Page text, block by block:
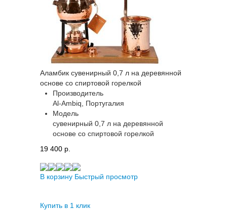
Аламбик сувенирный 0,7 л на деревянной
основе со спиртовой горелкой
Производитель
Al-Ambiq, Португалия
Модель
сувенирный 0,7 л на деревянной
основе со спиртовой горелкой
19 400 p.
В корзину Быстрый просмотр
Купить в 1 клик